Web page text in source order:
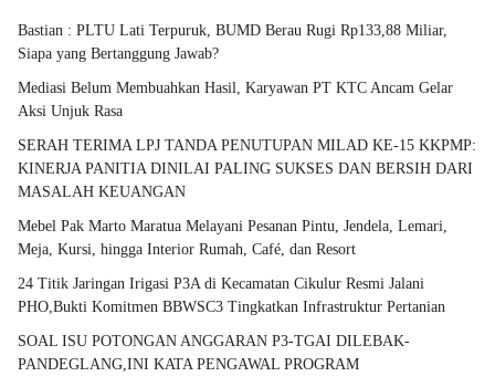
Bastian : PLTU Lati Terpuruk, BUMD Berau Rugi Rp133,88 Miliar,
Siapa yang Bertanggung Jawab?
Mediasi Belum Membuahkan Hasil, Karyawan PT KTC Ancam Gelar
Aksi Unjuk Rasa
SERAH TERIMA LPJ TANDA PENUTUPAN MILAD KE-15 KKPMP:
KINERJA PANITIA DINILAI PALING SUKSES DAN BERSIH DARI
MASALAH KEUANGAN
Mebel Pak Marto Maratua Melayani Pesanan Pintu, Jendela, Lemari,
Meja, Kursi, hingga Interior Rumah, Café, dan Resort
24 Titik Jaringan Irigasi P3A di Kecamatan Cikulur Resmi Jalani
PHO,Bukti Komitmen BBWSC3 Tingkatkan Infrastruktur Pertanian
SOAL ISU POTONGAN ANGGARAN P3-TGAI DILEBAK-
PANDEGLANG,INI KATA PENGAWAL PROGRAM